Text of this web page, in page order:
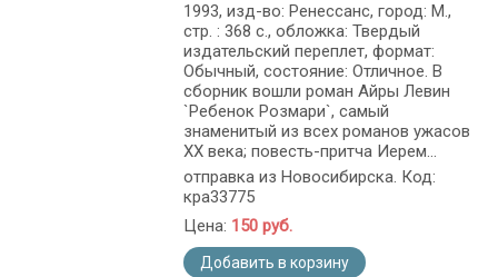
1993, изд-во: Ренессанс, город: М.,
стр. : 368 с., обложка: Твердый
издательский переплет, формат:
Обычный, состояние: Отличное. В
сборник вошли роман Айры Левин
`Ребенок Розмари`, самый
знаменитый из всех романов ужасов
XX века; повесть-притча Иерем...
отправка из Новосибирска. Код:
кра33775
Цена: 150 руб.
Добавить в корзину